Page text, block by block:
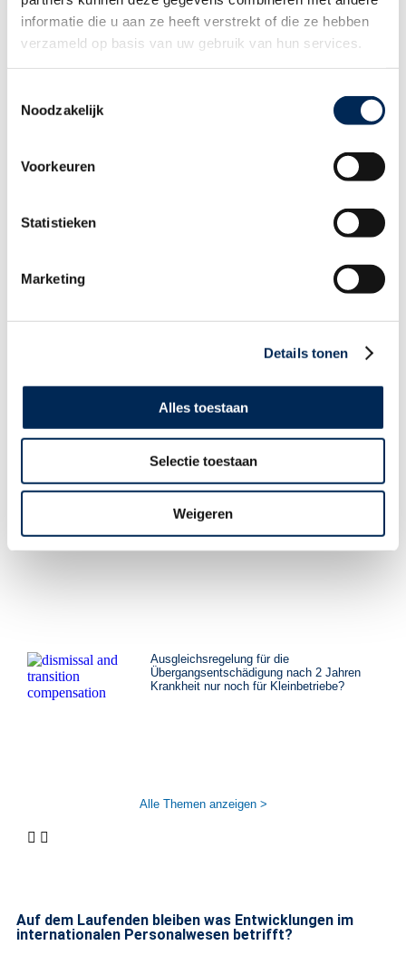
informatie die u aan ze heeft verstrekt of die ze hebben
verzameld op basis van uw gebruik van hun services.
Noodzakelijk
Voorkeuren
Statistieken
Marketing
Details tonen
Alles toestaan
Selectie toestaan
Weigeren
Program und Anmeldeformular >
🇳🇱Bitte beachten Sie:Dieses Programm wirdauch auf
11.00 Uhr. Möchten Sie stattdessen an der niederländischsprachigen
Version teilnehmen?
Klicken Sie hier, um sich anzumelden
Ermäßigung der Arbeitgeberkosten bei
Arbeitgeberbeiträge zur sozialen Sicherheit
Niederlande | Steuerfreie
Januar 2026 erhöht
Arbeitsordnung in Belgien: eine Pflicht für
Arbeitgeber
Ausgleichsregelung für die
Übergangsentschädigung nach 2 Jahren
Krankheit nur noch für Kleinbetriebe?
Alle Themen anzeigen >
Auf dem Laufenden bleiben was Entwicklungen im
internationalen Personalwesen betrifft?